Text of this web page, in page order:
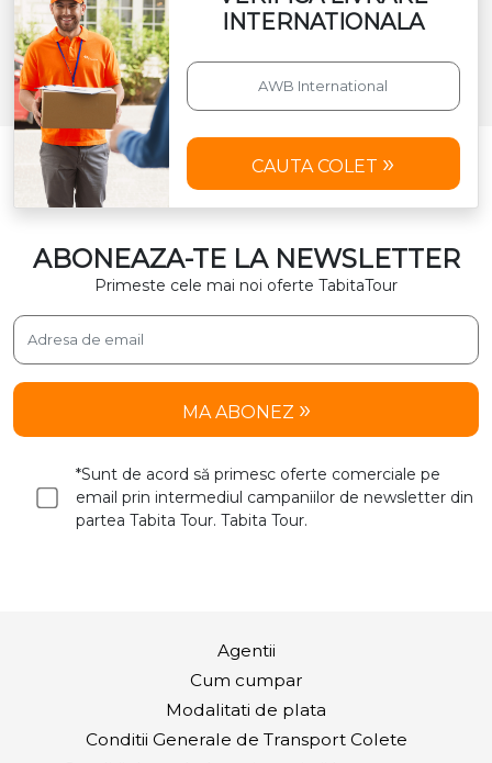
INTERNATIONALA
CAUTA COLET
ABONEAZA-TE LA NEWSLETTER
Primeste cele mai noi oferte TabitaTour
MA ABONEZ
*Sunt de acord să primesc oferte comerciale pe
email prin intermediul campaniilor de newsletter din
partea Tabita Tour. Tabita Tour.
Agentii
Cum cumpar
Modalitati de plata
Conditii Generale de Transport Colete